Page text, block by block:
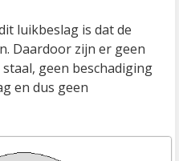
Daardoor zijn er geen
geen beschadiging
en dus geen